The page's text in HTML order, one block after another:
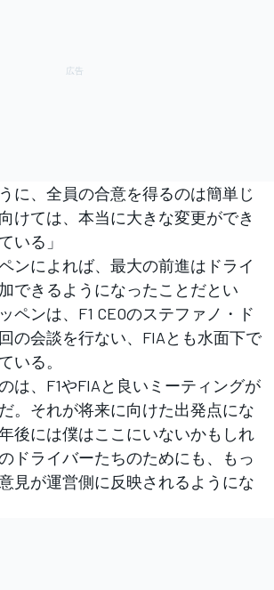
に、全員の合意を得るのは簡単じ
けては、本当に大きな変更ができ
いる」
ンによれば、最大の前進はドライ
できるようになったことだとい
ペンは、F1 CEOのステファノ・ド
の会談を行ない、FIAとも水面下で
いる。
は、F1やFIAと良いミーティングが
。それが将来に向けた出発点にな
後には僕はここにいないかもしれ
ドライバーたちのためにも、もっ
見が運営側に反映されるようにな